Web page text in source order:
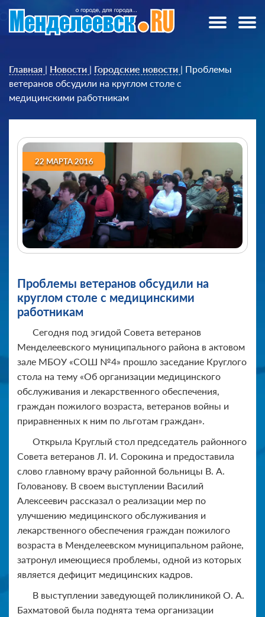
Главная | Новости | Городские новости | Проблемы
ветеранов обсудили на круглом столе с
медицинскими работникам
22 МАРТА 2016
Проблемы ветеранов обсудили на
круглом столе с медицинскими
работникам
Сегодня под эгидой Совета ветеранов
Менделеевского муниципального района в актовом
зале МБОУ «СОШ №4» прошло заседание Круглого
стола на тему «Об организации медицинского
обслуживания и лекарственного обеспечения,
граждан пожилого возраста, ветеранов войны и
приравненных к ним по льготам граждан».
Открыла Круглый стол председатель районного
Совета ветеранов Л. И. Сорокина и предоставила
слово главному врачу районной больницы В. А.
Голованову. В своем выступлении Василий
Алексеевич рассказал о реализации мер по
улучшению медицинского обслуживания и
лекарственного обеспечения граждан пожилого
возраста в Менделеевском муниципальном районе,
затронул имеющиеся проблемы, одной из которых
является дефицит медицинских кадров.
В выступлении заведующей поликлиникой О. А.
Бахматовой была поднята тема организации